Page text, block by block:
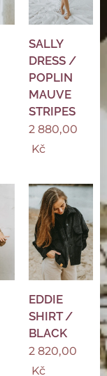
SALLY
DRESS /
POPLIN
MAUVE
STRIPES
2 880,00
Kč
EDDIE
SHIRT /
BLACK
2 820,00
Kč